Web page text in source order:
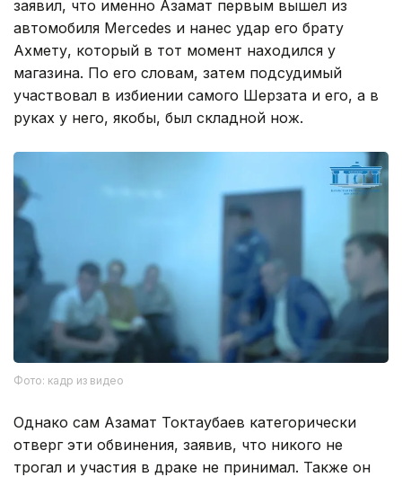
заявил, что именно Азамат первым вышел из
автомобиля Mercedes и нанес удар его брату
Ахмету, который в тот момент находился у
магазина. По его словам, затем подсудимый
участвовал в избиении самого Шерзата и его, а в
руках у него, якобы, был складной нож.
Фото: кадр из видео
Однако сам Азамат Токтаубаев категорически
отверг эти обвинения, заявив, что никого не
трогал и участия в драке не принимал. Также он